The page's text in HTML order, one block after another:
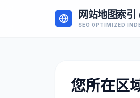
网站地图索
SEO OPTIMIZED
您所在区